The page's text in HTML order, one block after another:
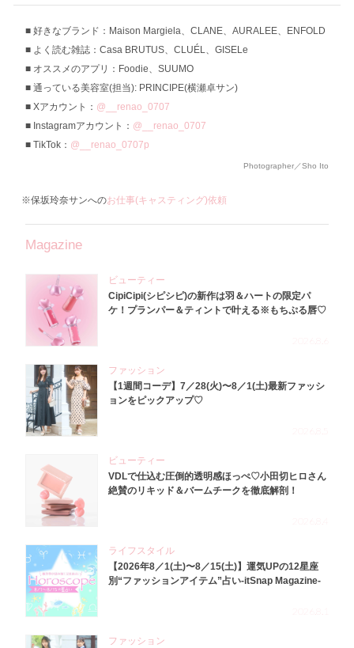
好きなブランド：Maison Margiela、CLANE、AURALEE、ENFOLD
よく読む雑誌：Casa BRUTUS、CLUÉL、GISELe
オススメのアプリ：Foodie、SUUMO
通っている美容室(担当): PRINCIPE(横瀬卓サン)
Xアカウント： @__renao_0707
Instagramアカウント： @__renao_0707
TikTok： @__renao_0707p
Photographer／Sho Ito
※保坂玲奈サンへのお仕事(キャスティング)依頼
Magazine
ビューティー
CipiCipi(シピシピ)の新作は羽＆ハートの限定パ
ケ！プランパー＆ティントで叶える※もちぷる唇♡
ファッション
【1週間コーデ】7／28(火)〜8／1(土)最新ファッシ
ョンをピックアップ♡
ビューティー
VDLで仕込む圧倒的透明感ほっぺ♡小田切ヒロさん
絶賛のリキッド＆バームチークを徹底解剖！
ライフスタイル
【2026年8／1(土)〜8／15(土)】運気UPの12星座
別“ファッションアイテム”占い-itSnap Magazine-
ファッション